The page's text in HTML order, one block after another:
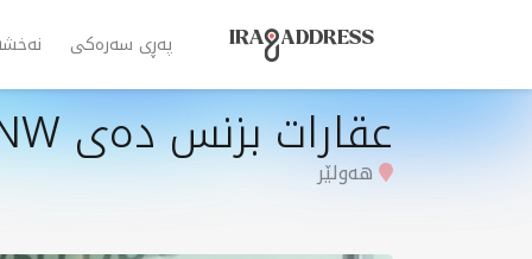
پەڕی سەرەکی
عقارات بزنس دەی MNW
هەولێر